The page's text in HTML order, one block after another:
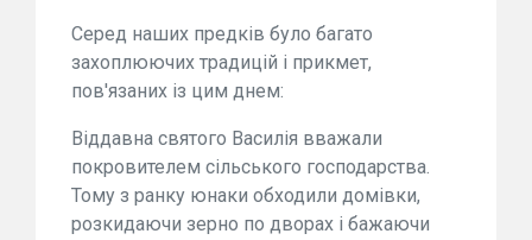
Серед наших предків було багато
захоплюючих традицій і прикмет,
пов'язаних із цим днем:
Віддавна святого Василія вважали
покровителем сільського господарства.
Тому з ранку юнаки обходили домівки,
розкидаючи зерно по дворах і бажаючи